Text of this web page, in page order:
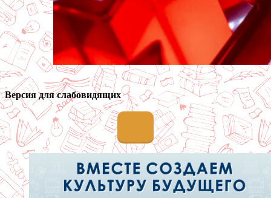
Версия для слабовидящих